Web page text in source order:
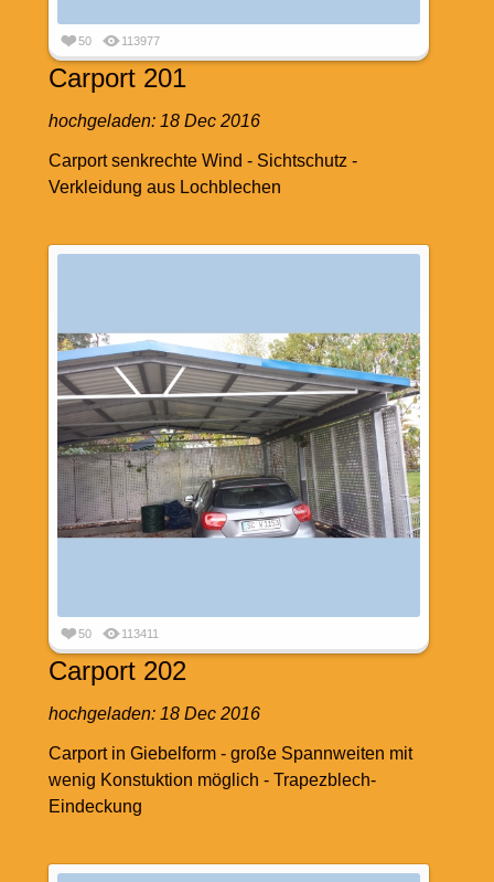
50 113977
Carport 201
hochgeladen: 18 Dec 2016
Carport senkrechte Wind - Sichtschutz -
Verkleidung aus Lochblechen
50 113411
Carport 202
hochgeladen: 18 Dec 2016
Carport in Giebelform - große Spannweiten mit
wenig Konstuktion möglich - Trapezblech-
Eindeckung